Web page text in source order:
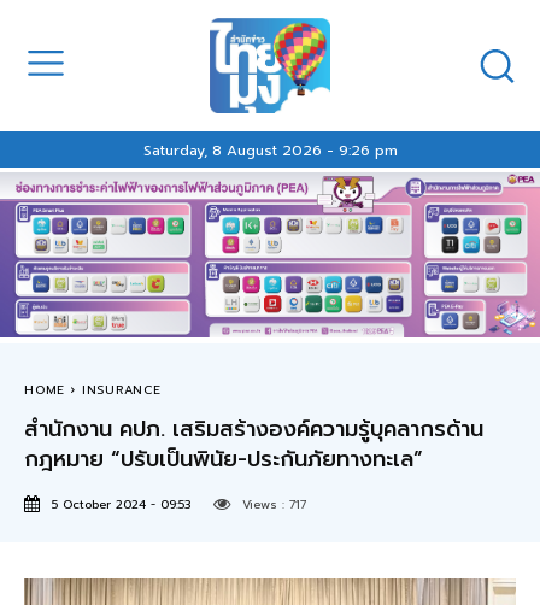
Saturday, 8 August 2026 - 9:26 pm
HOME INSURANCE
สำนักงาน คปภ. เสริมสร้างองค์ความรู้บุคลากรด้าน
กฎหมาย “ปรับเป็นพินัย-ประกันภัยทางทะเล”
5 October 2024 - 09:53 Views : 717